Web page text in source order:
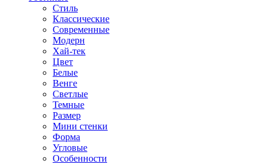
Стиль
Классические
Современные
Модерн
Хай-тек
Цвет
Белые
Венге
Светлые
Темные
Размер
Мини стенки
Форма
Угловые
Особенности